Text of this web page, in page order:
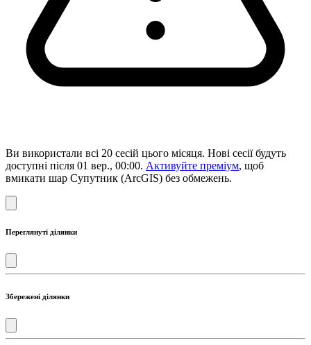
Ви використали всі 20 сесій цього місяця. Нові сесії будуть
доступні після 01 вер., 00:00. Активуйте преміум, щоб
вмикати шар Супутник (ArcGIS) без обмежень.
Переглянуті ділянки
Збережені ділянки